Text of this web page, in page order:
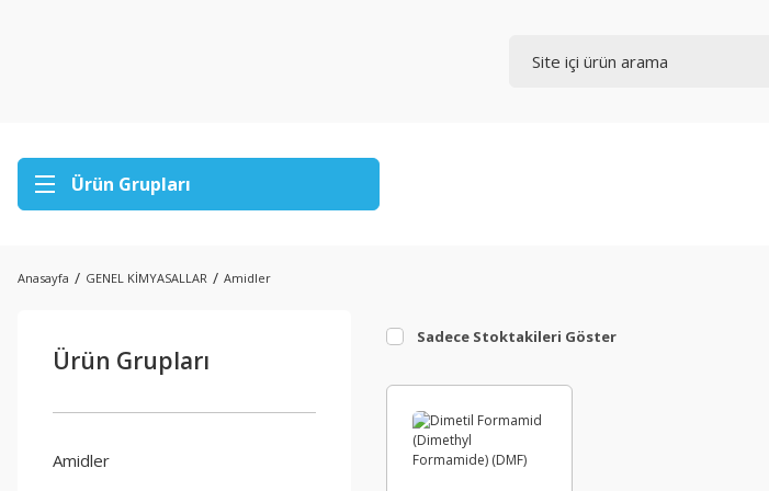
Ürün Grupları
Anasayfa GENEL KİMYASALLAR Amidler
Ürün Grupları
Amidler
Sadece Stoktakileri Göster